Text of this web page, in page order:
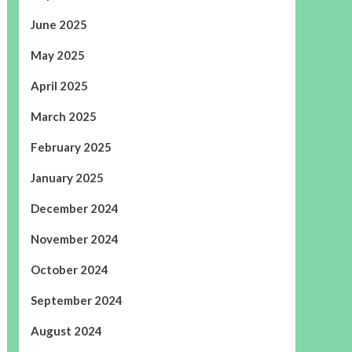
June 2025
May 2025
April 2025
March 2025
February 2025
January 2025
December 2024
November 2024
October 2024
September 2024
August 2024